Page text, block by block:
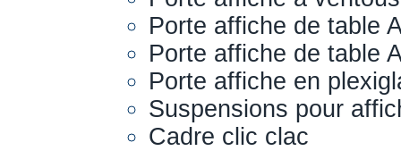
Porte affiche de table
Porte affiche de table
Porte affiche en
Suspensions pour
Cadre clic clac